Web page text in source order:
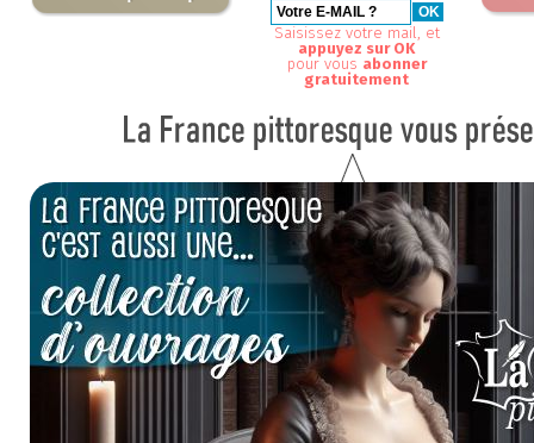
Saisissez votre mail, et
appuyez sur OK
pour vous abonner
gratuitement